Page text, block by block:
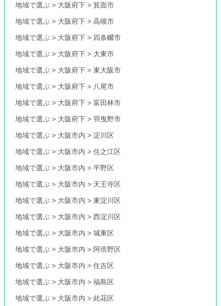
地域で選ぶ > 大阪府下 >箕面市
地域で選ぶ > 大阪府下 >高槻市
地域で選ぶ > 大阪府下 > 四条畷市
地域で選ぶ > 大阪府下 > 大東市
地域で選ぶ > 大阪府下 >東大阪市
地域で選ぶ > 大阪府下 > 八尾市
地域で選ぶ > 大阪府下 >富田林市
地域で選ぶ > 大阪府下 >羽曳野市
地域で選ぶ > 大阪市内 >淀川区
地域で選ぶ > 大阪市内 >住之江区
地域で選ぶ > 大阪市内 >平野区
地域で選ぶ > 大阪市内 > 天王寺区
地域で選ぶ > 大阪市内 >東淀川区
地域で選ぶ > 大阪市内 >西淀川区
地域で選ぶ > 大阪市内 >城東区
地域で選ぶ > 大阪市内 > 阿倍野区
地域で選ぶ > 大阪市内 >住吉区
地域で選ぶ > 大阪市内 >福島区
地域で選ぶ > 大阪市内 > 此花区